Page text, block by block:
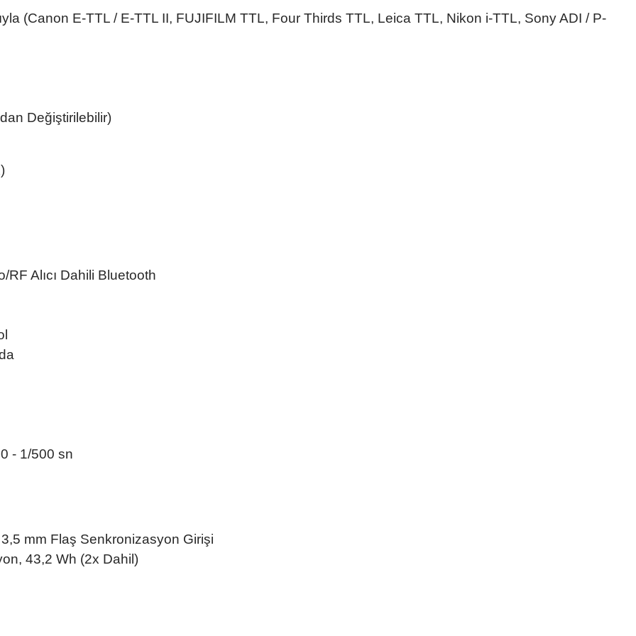
(Canon E-TTL / E-TTL II, FUJIFILM TTL, Four Thirds TTL, Leica TTL, Nikon i-TTL, Sony ADI / P-
Değiştirilebilir)
RF Alıcı Dahili Bluetooth
- 1/500 sn
mm Flaş Senkronizasyon Girişi
43,2 Wh (2x Dahil)